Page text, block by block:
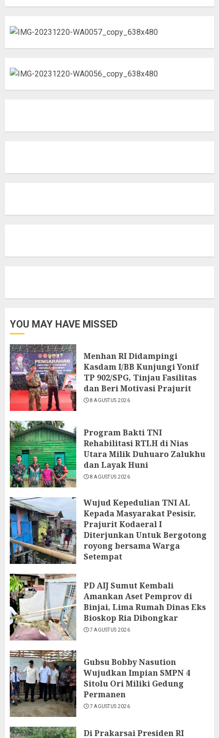
YOU MAY HAVE MISSED
Menhan RI Didampingi
Kasdam I/BB Kunjungi Yonif
TP 902/SPG, Tinjau Fasilitas
dan Beri Motivasi Prajurit
8 AGUSTUS 2026
Program Bakti TNI
Rehabilitasi RTLH di Nias
Utara Milik Duhuaro Zalukhu
dan Layak Huni
8 AGUSTUS 2026
Wujud Kepedulian TNI AL
Kepada Masyarakat Pesisir,
Prajurit Kodaeral I
Diterjunkan Untuk Bergotong
royong bersama Warga
Setempat
PD AIJ Sumut Kembali
Amankan Aset Pemprov di
Binjai, Lima Rumah Dinas Eks
Bioskop Ria Dibongkar
7 AGUSTUS 2026
Gubsu Bobby Nasution
Wujudkan Impian SMPN 4
Sitolu Ori Miliki Gedung
Permanen
7 AGUSTUS 2026
Di Prakarsai Presiden RI